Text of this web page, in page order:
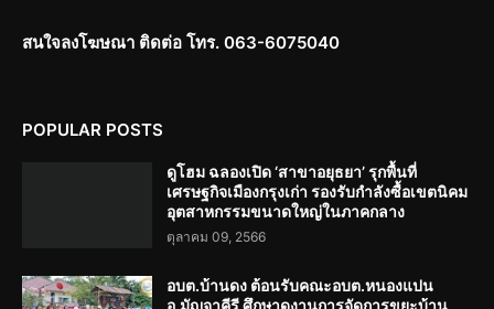
สนใจลงโฆษณา ติดต่อ โทร. 063-6075040
POPULAR POSTS
ดูโฮม ฉลองเปิด ‘สาขาอยุธยา’ รุกพื้นที่
เศรษฐกิจเมืองกรุงเก่า รองรับกำลังซื้อเขตนิคม
อุตสาหกรรมขนาดใหญ่ในภาคกลาง
ตุลาคม 09, 2566
อบต.บ้านดง ต้อนรับคณะอบต.หนองแปน
อ.มัญจาคีรี ศึกษาดูงานการจัดการขยะบ้าน